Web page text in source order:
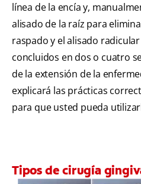
línea de la encía y,
alisado de la raíz para
raspado y el alisado
concluidos en dos o cuatro
de la extensión de la
explicará las prácticas
para que usted pueda
Tipos de cirugía